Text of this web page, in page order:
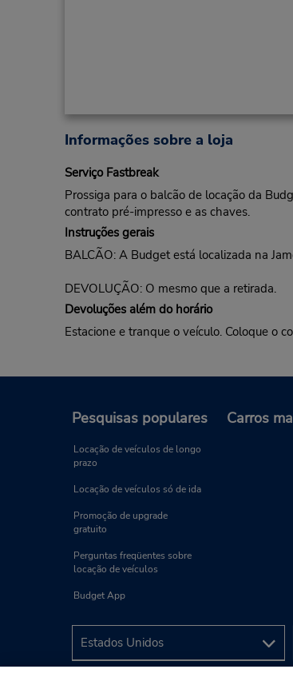
Informações sobre a loja
Serviço Fastbreak
Prossiga para o balcão de locação da
contrato pré-impresso e as chaves.
Instruções gerais
BALCÃO: A Budget está localizada na
DEVOLUÇÃO: O mesmo que a retirada.
Devoluções além do horário
Estacione e tranque o veículo. Coloque o
Pesquisas populares
Locação de veículos de longo
prazo
Locação de veículos só de ida
Promoção de upgrade
gratuito
Perguntas freqüentes sobre
locação de veículos
Budget App
Carros